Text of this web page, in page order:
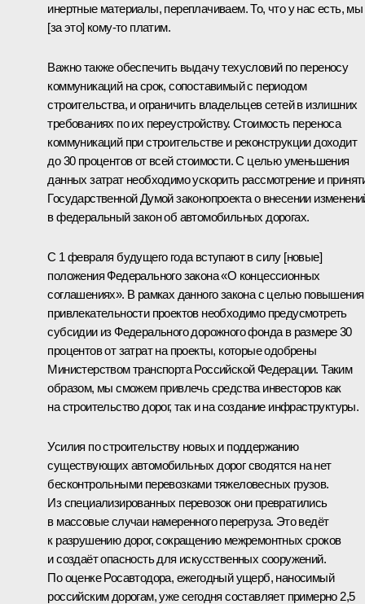
инертные материалы, переплачиваем. То, что у нас есть, мы
[за это] кому‑то платим.
Важно также обеспечить выдачу техусловий по переносу
коммуникаций на срок, сопоставимый с периодом
строительства, и ограничить владельцев сетей в излишних
требованиях по их переустройству. Стоимость переноса
коммуникаций при строительстве и реконструкции доходит
до 30 процентов от всей стоимости. С целью уменьшения
данных затрат необходимо ускорить рассмотрение и
Государственной Думой законопроекта о внесении
в федеральный закон об автомобильных дорогах.
С 1 февраля будущего года вступают в силу [новые]
положения Федерального закона «О концессионных
соглашениях». В рамках данного закона с целью повышения
привлекательности проектов необходимо предусмотреть
субсидии из Федерального дорожного фонда в размере 30
процентов от затрат на проекты, которые одобрены
Министерством транспорта Российской Федерации. Таким
образом, мы сможем привлечь средства инвесторов как
на строительство дорог, так и на создание инфраструктуры.
Усилия по строительству новых и поддержанию
существующих автомобильных дорог сводятся на нет
бесконтрольными перевозками тяжеловесных грузов.
Из специализированных перевозок они превратились
в массовые случаи намеренного перегруза. Это ведёт
к разрушению дорог, сокращению межремонтных сроков
и создаёт опасность для искусственных сооружений.
По оценке Росавтодора, ежегодный ущерб, наносимый
российским дорогам, уже сегодня составляет примерно 2,5